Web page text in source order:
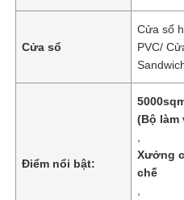
Cửa sổ
Cửa sổ
PVC/
Điểm nổi bật:
(Bộ làm
Xưởng
chế